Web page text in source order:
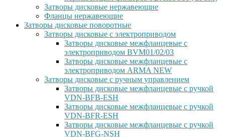
Затворы дисковые нержавеющие
Фланцы нержавеющие
Затворы дисковые поворотные
Затворы дисковые с электроприводом
Затворы дисковые межфланцевые с
электроприводом BVM01/02/03
Затворы дисковые межфланцевые с
электроприводом ARMA NEW
Затворы дисковые с ручным управлением
Затворы дисковые межфланцевые с ручкой
VDN-BFB-ESH
Затворы дисковые межфланцевые с ручкой
VDN-BFR-ESH
Затворы дисковые межфланцевые с ручкой
VDN-BFG-NSH